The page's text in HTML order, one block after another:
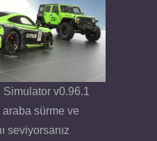
v0.96.1
sürme ve
seviyorsanız